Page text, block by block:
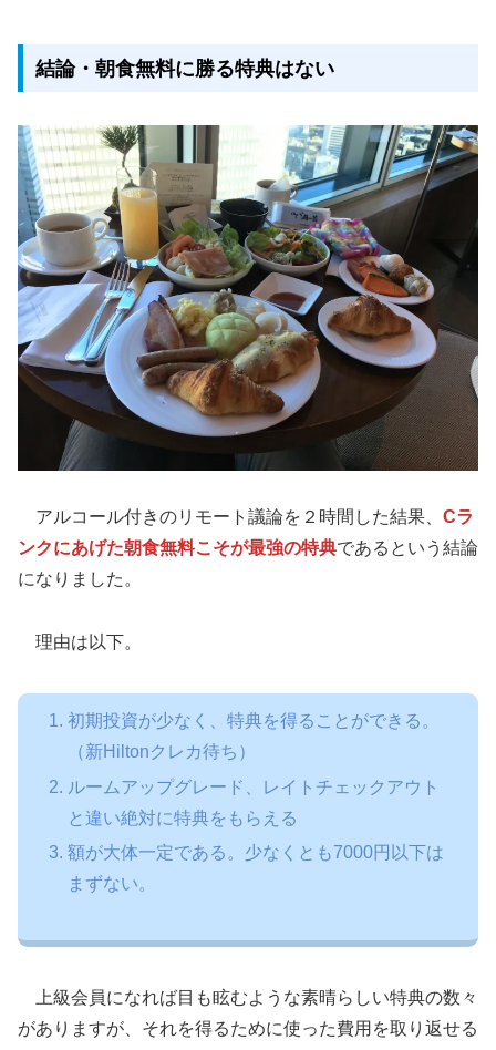
結論・朝食無料に勝る特典はない
アルコール付きのリモート議論を２時間した結果、 Cラ
ンクにあげた朝食無料こそが最強の特典であるという結論
になりました。
理由は以下。
初期投資が少なく、特典を得ることができる。
（新Hiltonクレカ待ち）
ルームアップグレード、レイトチェックアウト
と違い絶対に特典をもらえる
額が大体一定である。少なくとも7000円以下は
まずない。
上級会員になれば目も眩むような素晴らしい特典の数々
がありますが、それを得るために使った費用を取り返せる